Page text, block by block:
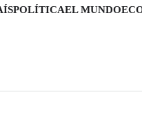
POLÍTICAEL MUNDO